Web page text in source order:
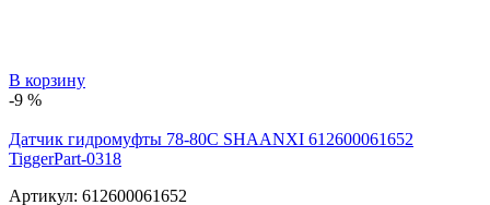
В корзину
-9 %
Датчик гидромуфты 78-80C SHAANXI 612600061652
TiggerPart-0318
Артикул: 612600061652